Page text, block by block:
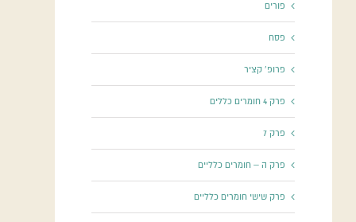
פורים
פסח
פרופ' קציר
פרק 4 חומרים כללים
פרק 7
פרק ה – חומרים כלליים
פרק שישי חומרים כלליים